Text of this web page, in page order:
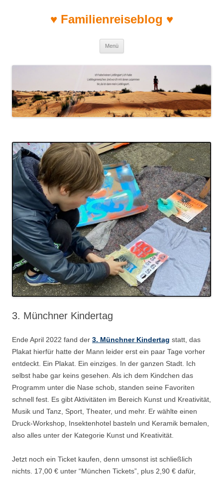
♥ Familienreiseblog ♥
Menü
3. Münchner Kindertag
Ende April 2022 fand der 3. Münchner Kindertag statt, das
Plakat hierfür hatte der Mann leider erst ein paar Tage vorher
entdeckt. Ein Plakat. Ein einziges. In der ganzen Stadt. Ich
selbst habe gar keins gesehen. Als ich dem Kindchen das
Programm unter die Nase schob, standen seine Favoriten
schnell fest. Es gibt Aktivitäten im Bereich Kunst und Kreativität,
Musik und Tanz, Sport, Theater, und mehr. Er wählte einen
Druck-Workshop, Insektenhotel basteln und Keramik bemalen,
also alles unter der Kategorie Kunst und Kreativität.
Jetzt noch ein Ticket kaufen, denn umsonst ist schließlich
nichts. 17,00 € unter “München Tickets”, plus 2,90 € dafür,